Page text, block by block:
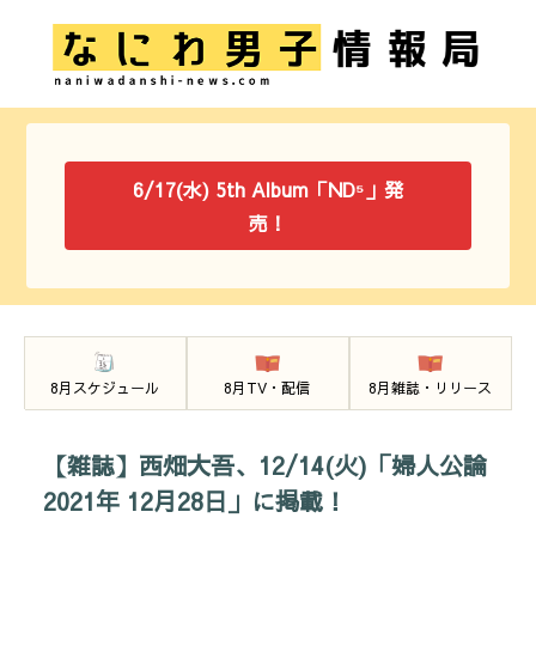
6/17(水) 5th Album「ND⁵」発
売！
8月スケジュール 8月TV・配信 8月雑誌・リリース
【雑誌】西畑大吾、12/14(火)「婦人公論
2021年 12月28日」に掲載！